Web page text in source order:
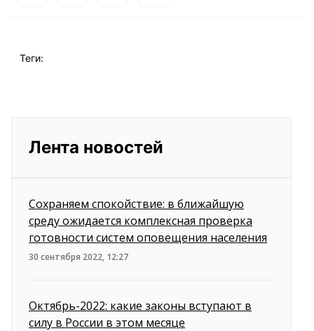
Теги:
Лента новостей
Сохраняем спокойствие: в ближайшую
среду ожидается комплексная проверка
готовности систем оповещения населения
30 сентября 2022, 12:27
Октябрь-2022: какие законы вступают в
силу в России в этом месяце